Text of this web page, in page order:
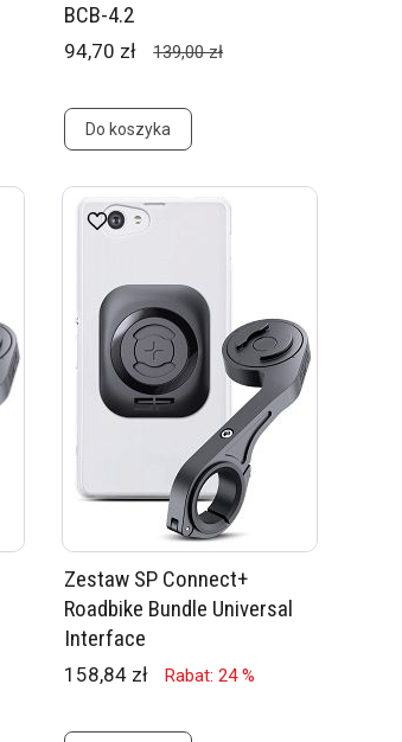
BCB-4.2
94,70 zł 139,00 zł
Do koszyka
Zestaw SP Connect+
Roadbike Bundle Universal
Interface
158,84 zł Rabat: 24 %